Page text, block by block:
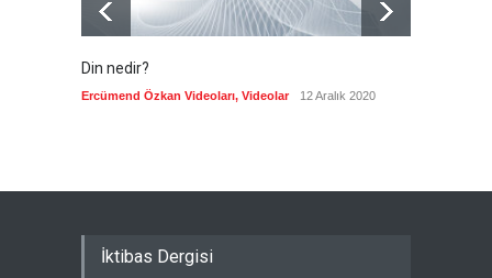
Din nedir?
Ercümend Özkan Videoları, Videolar 12 Aralık 2020
İktibas Dergisi